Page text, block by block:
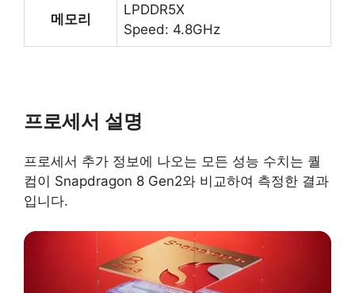
메모리
LPDDR5X
Speed: 4.8GHz
프로세서 설명
프로세서 추가 정보에 나오는 모든 성능 수치는 퀄
컴이 Snapdragon 8 Gen2와 비교하여 측정한 결과
입니다.